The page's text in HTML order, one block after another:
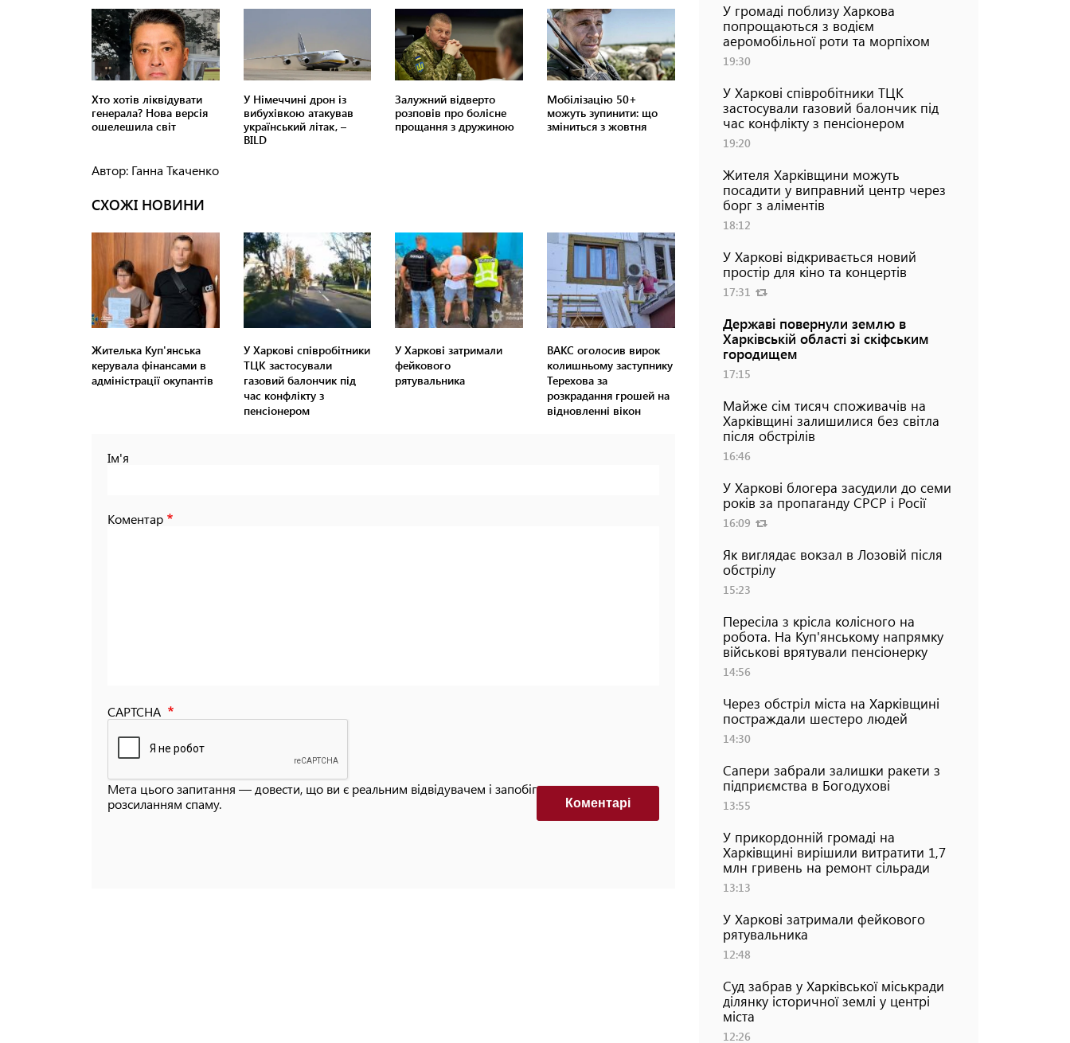
Автор: Ганна Ткаченко
СХОЖІ НОВИНИ
Жителька Куп'янська
керувала фінансами в
адміністрації окупантів
У Харкові співробітники
ТЦК застосували
газовий балончик під
час конфлікту з
пенсіонером
У Харкові затримали
фейкового
рятувальника
ВАКС оголосив вирок
колишньому заступнику
Терехова за
розкрадання грошей на
відновленні вікон
Ім'я
Коментар
CAPTCHA
Мета цього запитання — довести, що ви є реальним відвідувачем і запобігти автоматизованим
розсиланням спаму.
Коментарi
У громаді поблизу Харкова
попрощаються з водієм
аеромобільної роти та морпіхом
19:30
У Харкові співробітники ТЦК
застосували газовий балончик під
час конфлікту з пенсіонером
19:20
Жителя Харківщини можуть
посадити у виправний центр через
борг з аліментів
18:12
У Харкові відкривається новий
простір для кіно та концертів
17:31
Державі повернули землю в
Харківській області зі скіфським
городищем
17:15
Майже сім тисяч споживачів на
Харківщині залишилися без світла
після обстрілів
16:46
У Харкові блогера засудили до семи
років за пропаганду СРСР і Росії
16:09
Як виглядає вокзал в Лозовій після
обстрілу
15:23
Пересіла з крісла колісного на
робота. На Куп'янському напрямку
військові врятували пенсіонерку
14:56
Через обстріл міста на Харківщині
постраждали шестеро людей
14:30
Сапери забрали залишки ракети з
підприємства в Богодухові
13:55
У прикордонній громаді на
Харківщині вирішили витратити 1,7
млн гривень на ремонт сільради
13:13
У Харкові затримали фейкового
рятувальника
12:48
Суд забрав у Харківської міськради
ділянку історичної землі у центрі
міста
12:26